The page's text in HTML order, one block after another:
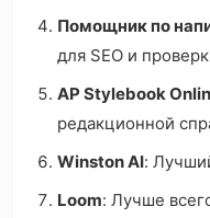
Помощник по
для SEO и
AP Stylebook
редакционной
Winston AI:
Loom: Лучше